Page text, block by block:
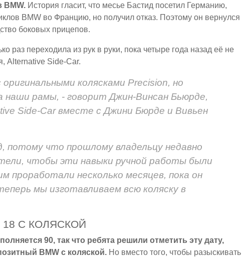
BMW. История гласит, что месье Бастид посетил Германию,
BMW во Францию, но получил отказ. Поэтому он вернулся
боковых прицепов.
раз переходила из рук в руки, пока четыре года назад её не
Alternative Side-Car.
колясками Precision, но
наши рамы, - говорит Джин-Винсан Бьюрде,
Side-Car вместе с Джини Бюрде и Вивьен
потому что прошлому владельцу недавно
чтобы эти навыки ручной работы были
проработали несколько месяцев, пока он
мы изготавливаем всю коляску в
С КОЛЯСКОЙ
90, так что ребята решили отметить эту дату,
BMW с коляской. Но вместо того, чтобы разыскивать